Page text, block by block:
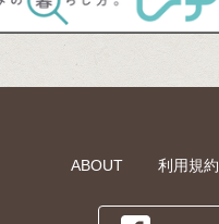
ABOUT 利用規約